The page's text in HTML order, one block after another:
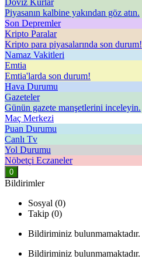
Döviz Kurlar
Piyasanın kalbine yakından göz atın.
Son Depremler
Kripto Paralar
Kripto para piyasalarında son durum!
Namaz Vakitleri
Emtia
Emtia'larda son durum!
Hava Durumu
Gazeteler
Günün gazete manşetlerini inceleyin.
Maç Merkezi
Puan Durumu
Canlı Tv
Yol Durumu
Nöbetçi Eczaneler
0
Bildirimler
Sosyal (0)
Takip (0)
Bildiriminiz bulunmamaktadır.
Bildiriminiz bulunmamaktadır.